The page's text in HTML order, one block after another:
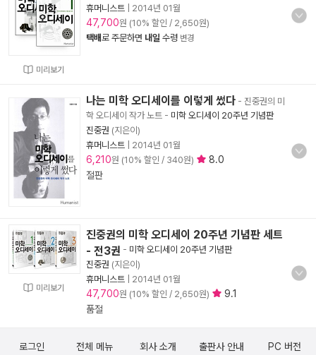
미리보기
휴머니스트
2014년 01월
47,700원 (10% 할인 / 2,650원)
택배로 주문하면 내일 수령 변경
나는 미학 오디세이를 이렇게 썼다 - 진중권의 미
학 오디세이 작가 노트 - 미학 오디세이 20주년 기념판
진중권 (지은이)
휴머니스트
2014년 01월
6,210원 (10% 할인 / 340원)
8.0
절판
미리보기
진중권의 미학 오디세이 20주년 기념판 세트
- 전3권 - 미학 오디세이 20주년 기념판
진중권 (지은이)
휴머니스트
2014년 01월
47,700원 (10% 할인 / 2,650원)
9.1
품절
로그인 전체 메뉴 회사 소개 출판사 안내 PC 버전